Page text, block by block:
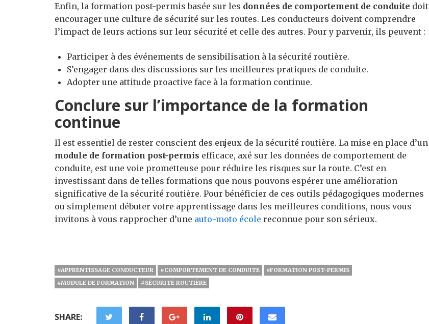
Enfin, la formation post-permis basée sur les données de comportement de conduite doit
encourager une culture de sécurité sur les routes. Les conducteurs doivent comprendre
l’impact de leurs actions sur leur sécurité et celle des autres. Pour y parvenir, ils peuvent :
Participer à des événements de sensibilisation à la sécurité routière.
S’engager dans des discussions sur les meilleures pratiques de conduite.
Adopter une attitude proactive face à la formation continue.
Conclure sur l’importance de la formation
continue
Il est essentiel de rester conscient des enjeux de la sécurité routière. La mise en place d’un
module de formation post-permis efficace, axé sur les données de comportement de
conduite, est une voie prometteuse pour réduire les risques sur la route. C’est en
investissant dans de telles formations que nous pouvons espérer une amélioration
significative de la sécurité routière. Pour bénéficier de ces outils pédagogiques modernes
ou simplement débuter votre apprentissage dans les meilleures conditions, nous vous
invitons à vous rapprocher d’une auto-moto école reconnue pour son sérieux.
#APPRENTISSAGE CONDUCTEUR #COMPORTEMENT DE CONDUITE
#FORMATION POST-PERMIS
#MODULE DE FORMATION
#SÉCURITÉ ROUTIÈRE
SHARE: